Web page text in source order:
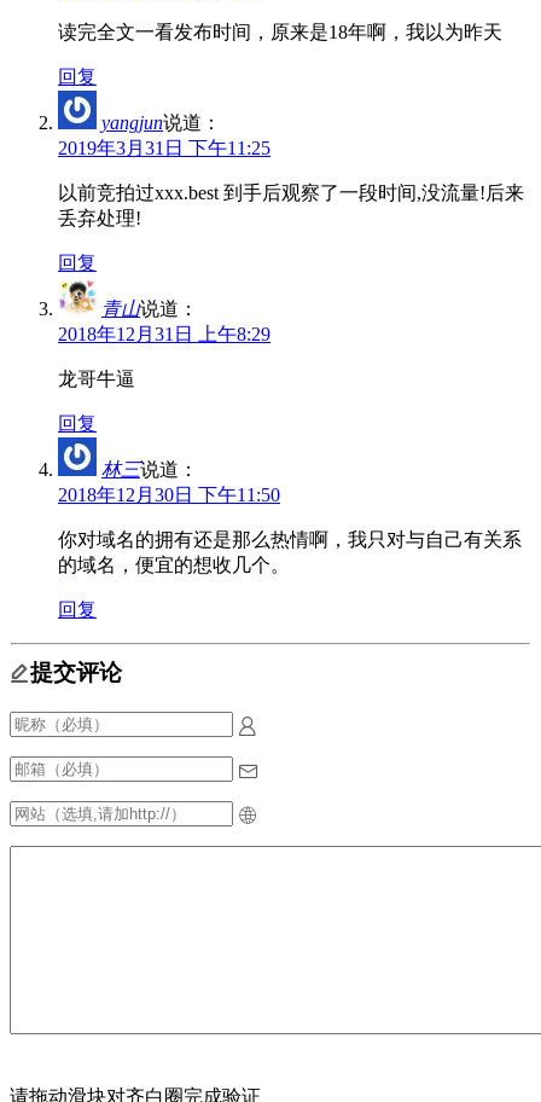
读完全文一看发布时间，原来是18年啊，我以为昨天
回复
yangjun说道：
2019年3月31日 下午11:25
以前竞拍过xxx.best 到手后观察了一段时间,没流量!后来
丢弃处理!
回复
青山说道：
2018年12月31日 上午8:29
龙哥牛逼
回复
林三说道：
2018年12月30日 下午11:50
你对域名的拥有还是那么热情啊，我只对与自己有关系
的域名，便宜的想收几个。
回复
提交评论
请拖动滑块对齐白圈完成验证